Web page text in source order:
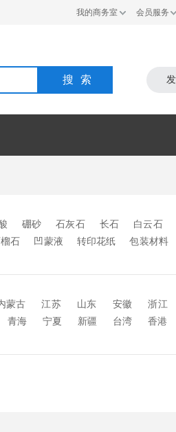
我的商务室 会员服务
搜索
硼砂 石灰石 长石 白云石
石 凹蒙液 转印花纸 包装材料
玻璃颜料 玻璃涂料 玻璃色釉 耐
蒙古 江苏 山东 安徽 浙江
青海 宁夏 新疆 台湾 香港